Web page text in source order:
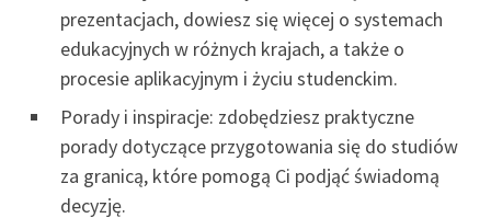
prezentacjach, dowiesz się więcej o systemach
edukacyjnych w różnych krajach, a także o
procesie aplikacyjnym i życiu studenckim.
Porady i inspiracje: zdobędziesz praktyczne
porady dotyczące przygotowania się do studiów
za granicą, które pomogą Ci podjąć świadomą
decyzję.